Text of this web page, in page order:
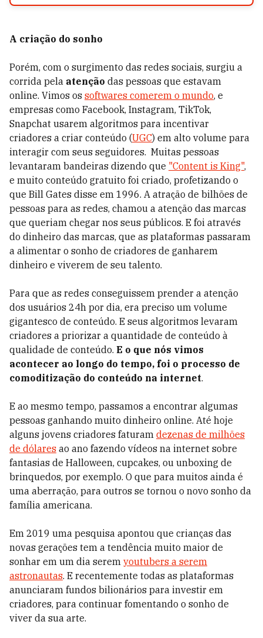
A criação do sonho
Porém, com o surgimento das redes sociais, surgiu a
corrida pela atenção das pessoas que estavam
online. Vimos os softwares comerem o mundo, e
empresas como Facebook, Instagram, TikTok,
Snapchat usarem algoritmos para incentivar
criadores a criar conteúdo (UGC) em alto volume para
interagir com seus seguidores. Muitas pessoas
levantaram bandeiras dizendo que "Content is King",
e muito conteúdo gratuito foi criado, profetizando o
que Bill Gates disse em 1996. A atração de bilhões de
pessoas para as redes, chamou a atenção das marcas
que queriam chegar nos seus públicos. E foi através
do dinheiro das marcas, que as plataformas passaram
a alimentar o sonho de criadores de ganharem
dinheiro e viverem de seu talento.
Para que as redes conseguissem prender a atenção
dos usuários 24h por dia, era preciso um volume
gigantesco de conteúdo. E seus algoritmos levaram
criadores a priorizar a quantidade de conteúdo à
qualidade de conteúdo. E o que nós vimos
acontecer ao longo do tempo, foi o processo de
comoditização do conteúdo na internet.
E ao mesmo tempo, passamos a encontrar algumas
pessoas ganhando muito dinheiro online. Até hoje
alguns jovens criadores faturam dezenas de milhões
de dólares ao ano fazendo vídeos na internet sobre
fantasias de Halloween, cupcakes, ou unboxing de
brinquedos, por exemplo. O que para muitos ainda é
uma aberração, para outros se tornou o novo sonho da
família americana.
Em 2019 uma pesquisa apontou que crianças das
novas gerações tem a tendência muito maior de
sonhar em um dia serem youtubers a serem
astronautas. E recentemente todas as plataformas
anunciaram fundos bilionários para investir em
criadores, para continuar fomentando o sonho de
viver da sua arte.